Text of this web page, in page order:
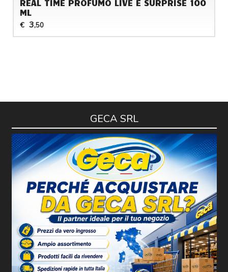
REAL TIME PROFUMO LIVE E SURPRISE 100
ML
€ 3,50
GECA SRL